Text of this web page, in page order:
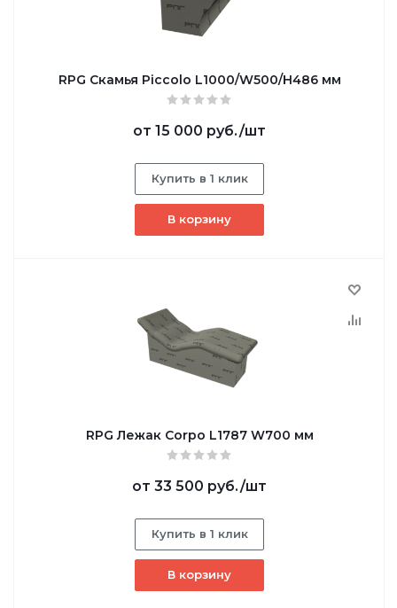
RPG Скамья Piccolo L1000/W500/H486 мм
от 15 000 руб./шт
Купить в 1 клик
В корзину
RPG Лежак Corpo L1787 W700 мм
от 33 500 руб./шт
Купить в 1 клик
В корзину